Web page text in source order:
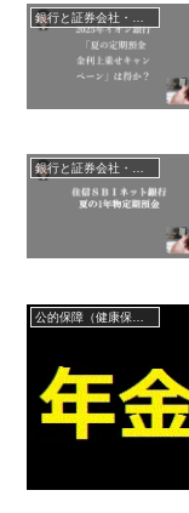
公的保障（健康保険・年金・雇用保険・生活保護・災害時の補償）